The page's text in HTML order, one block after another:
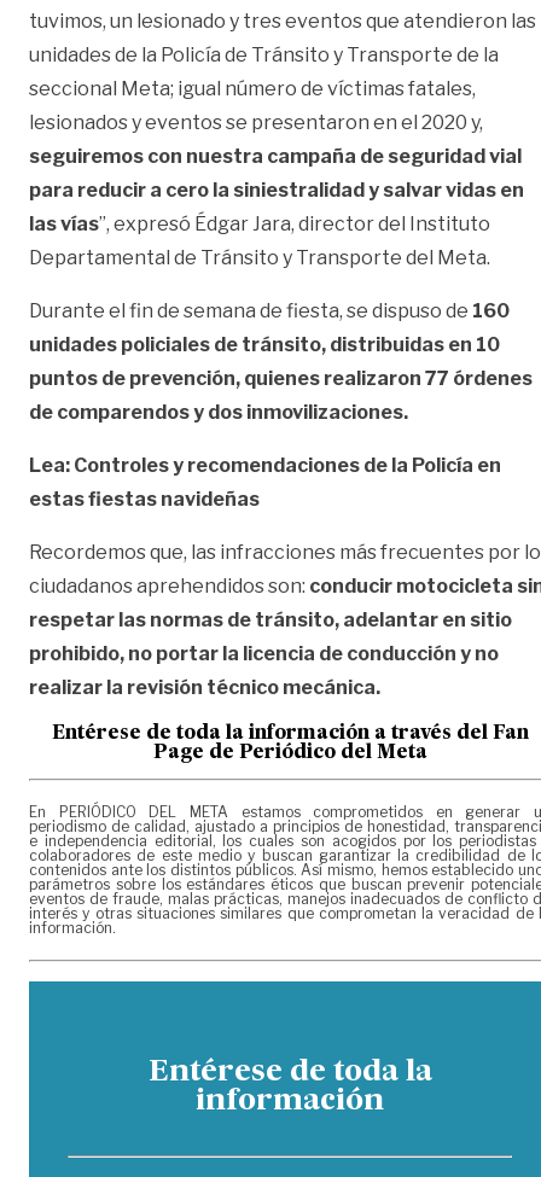
tuvimos, un lesionado y tres eventos que atendieron las
unidades de la Policía de Tránsito y Transporte de la
seccional Meta; igual número de víctimas fatales,
lesionados y eventos se presentaron en el 2020 y,
seguiremos con nuestra campaña de seguridad vial
para reducir a cero la siniestralidad y salvar vidas en
las vías”, expresó Édgar Jara, director del Instituto
Departamental de Tránsito y Transporte del Meta.
Durante el fin de semana de fiesta, se dispuso de 160
unidades policiales de tránsito, distribuidas en 10
puntos de prevención, quienes realizaron 77 órdenes
de comparendos y dos inmovilizaciones.
Lea: Controles y recomendaciones de la Policía en
estas fiestas navideñas
Recordemos que, las infracciones más frecuentes por
ciudadanos aprehendidos son: conducir motocicleta
respetar las normas de tránsito, adelantar en sitio
prohibido, no portar la licencia de conducción y no
realizar la revisión técnico mecánica.
Entérese de toda la información a través del Fan
Page de Periódico del Meta
En PERIÓDICO DEL META estamos comprometidos en generar
periodismo de calidad, ajustado a principios de honestidad,
e independencia editorial, los cuales son acogidos por los periodistas
colaboradores de este medio y buscan garantizar la credibilidad de
contenidos ante los distintos públicos. Así mismo, hemos establecido
parámetros sobre los estándares éticos que buscan prevenir
eventos de fraude, malas prácticas, manejos inadecuados de conflicto
interés y otras situaciones similares que comprometan la veracidad de
información.
Entérese de toda la
información